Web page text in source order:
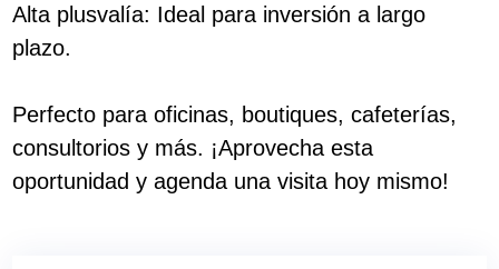
Alta plusvalía: Ideal para inversión a largo
plazo.
Perfecto para oficinas, boutiques, cafeterías,
consultorios y más. ¡Aprovecha esta
oportunidad y agenda una visita hoy mismo!